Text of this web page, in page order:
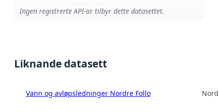
Ingen registrerte API-ar tilbyr dette datasettet.
Liknande datasett
Vann og avløpsledninger Nordre Follo